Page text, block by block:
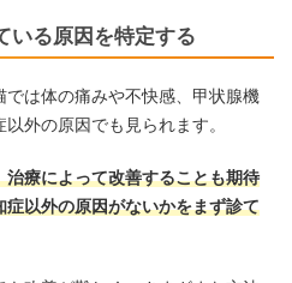
いる原因を特定する
は体の痛みや不快感、甲状腺機
外の原因でも見られます。
療によって改善することも期待
以外の原因がないかをまず診て